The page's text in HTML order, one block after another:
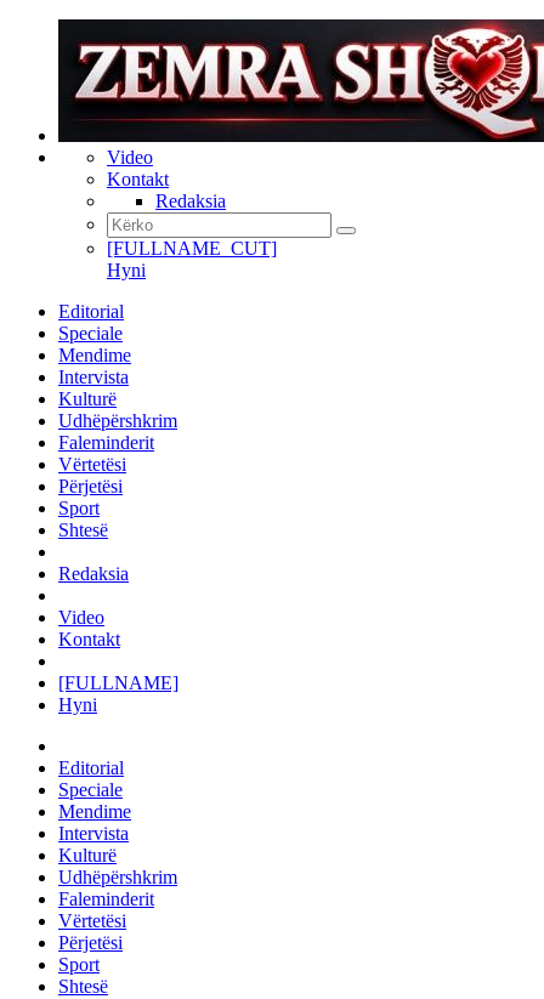
Video
Kontakt
Redaksia
[FULLNAME_CUT]
Hyni
Editorial
Speciale
Mendime
Intervista
Kulturë
Udhëpërshkrim
Faleminderit
Vërtetësi
Përjetësi
Sport
Shtesë
Redaksia
Video
Kontakt
[FULLNAME]
Hyni
Editorial
Speciale
Mendime
Intervista
Kulturë
Udhëpërshkrim
Faleminderit
Vërtetësi
Përjetësi
Sport
Shtesë